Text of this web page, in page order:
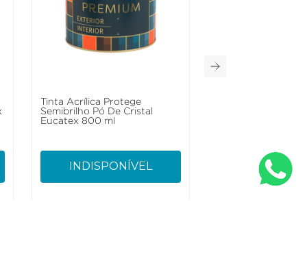
Tinta Acrílica Protege
Semibrilho Pó De Cristal
Eucatex 800 ml
INDISPONÍVEL